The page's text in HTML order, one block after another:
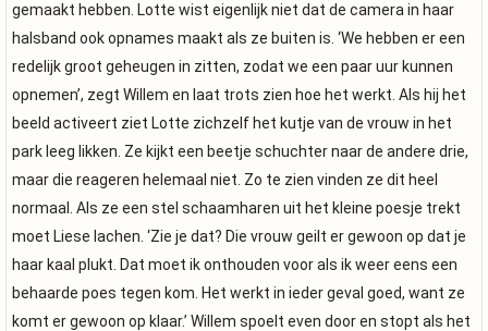
gemaakt hebben. Lotte wist eigenlijk niet dat de camera in haar
halsband ook opnames maakt als ze buiten is. ‘We hebben er een
redelijk groot geheugen in zitten, zodat we een paar uur kunnen
opnemen’, zegt Willem en laat trots zien hoe het werkt. Als hij het
beeld activeert ziet Lotte zichzelf het kutje van de vrouw in het
park leeg likken. Ze kijkt een beetje schuchter naar de andere drie,
maar die reageren helemaal niet. Zo te zien vinden ze dit heel
normaal. Als ze een stel schaamharen uit het kleine poesje trekt
moet Liese lachen. ‘Zie je dat? Die vrouw geilt er gewoon op dat je
haar kaal plukt. Dat moet ik onthouden voor als ik weer eens een
behaarde poes tegen kom. Het werkt in ieder geval goed, want ze
komt er gewoon op klaar.’ Willem spoelt even door en stopt als het